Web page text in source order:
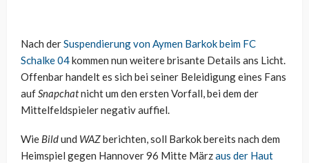
Nach derSuspendierung von Aymen Barkok beim FC
Schalke 04kommen nun weitere brisante Details ans Licht.
Offenbar handelt es sich bei seiner Beleidigung eines Fans
aufSnapchatnicht um den ersten Vorfall, bei dem der
Mittelfeldspieler negativ auffiel.
Wie Bildund WAZberichten, soll Barkok bereits nach dem
Heimspiel gegen Hannover 96 Mitte Märzaus der Haut